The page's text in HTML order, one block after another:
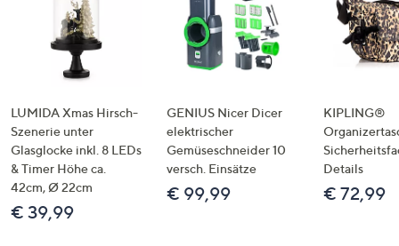
LUMIDA Xmas Hirsch-
Szenerie unter
Glasglocke inkl. 8 LEDs
& Timer Höhe ca.
42cm, Ø 22cm
€ 39,99
GENIUS Nicer Dicer
elektrischer
Gemüseschneider 10
versch. Einsätze
€ 99,99
KIPLING®
Details
€ 72,99